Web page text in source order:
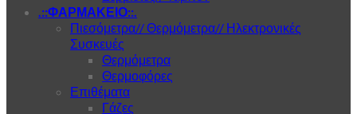
.::ΦΑΡΜΑΚΕΙΟ::.
Πιεσόμετρα// Θερμόμετρα// Ηλεκτρονικές
Συσκευές
Θερμόμετρα
Θερμοφόρες
Επιθέματα
Γάζες